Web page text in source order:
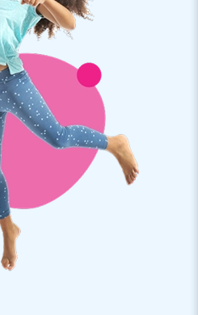
inflatable is luchtdicht, dus je
Bovendien ontstaat er geen
met thema 'kerst': daar
collectie aan Christmas
blikvangers in thema
opvallen. Een Snowglobe
sfeer aan elk evenement. En
ook. Deze kerst inflatable kun
opzetten. Het duurt
opblaasbare sneeuwbol staat